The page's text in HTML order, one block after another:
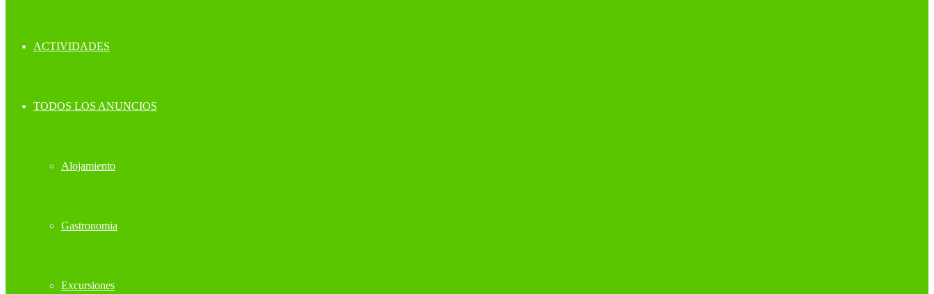
ACTIVIDADES
TODOS LOS ANUNCIOS
Alojamiento
Gastronomia
Excursiones